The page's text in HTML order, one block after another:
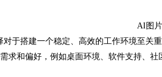
AI图
搭建一个稳定、高效的工作环境至关重
求和偏好，例如桌面环境、软件支持、社